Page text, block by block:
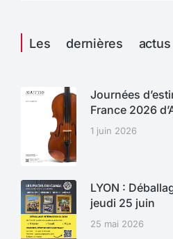
Les dernières actus
Journées
France 2026
1 juin 2026
LYON :
jeudi 25 juin
25 mai 2026